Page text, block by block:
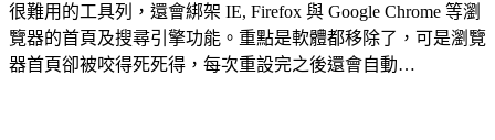
很難用的工具列，還會綁架 IE, Firefox 與 Google Chrome 等瀏
覽器的首頁及搜尋引擎功能。重點是軟體都移除了，可是瀏覽
器首頁卻被咬得死死得，每次重設完之後還會自動…